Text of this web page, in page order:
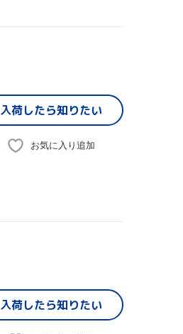
入荷したら知りたい
お気に入り追加
入荷したら知りたい